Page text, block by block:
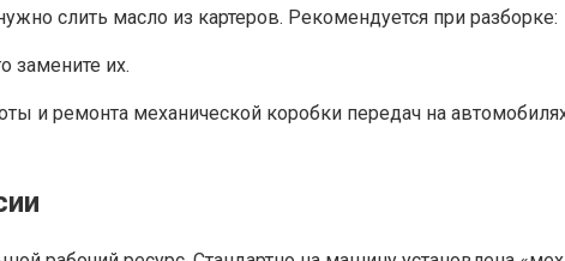
слить масло из картеров. Рекомендуется при разборке:
замените их.
и ремонта механической коробки передач на